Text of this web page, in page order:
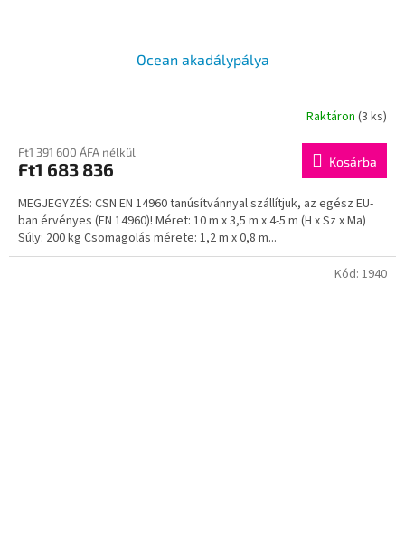
Ocean akadálypálya
Raktáron (3 ks)
Ft1 391 600 ÁFA nélkül
Ft1 683 836 Kosárba
MEGJEGYZÉS: CSN EN 14960 tanúsítvánnyal szállítjuk, az egész EU-
ban érvényes (EN 14960)! Méret: 10 m x 3,5 m x 4-5 m (H x Sz x Ma)
Súly: 200 kg Csomagolás mérete: 1,2 m x 0,8 m...
Kód: 1940